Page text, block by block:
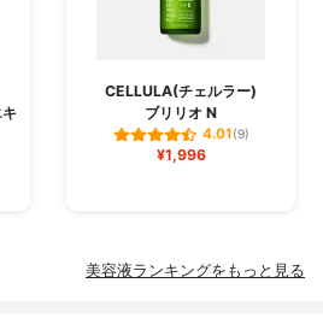
CELLULA(チェルラー)
ブリリオ N
4.01(9)
¥1,996
美容液ランキングをもっと見る